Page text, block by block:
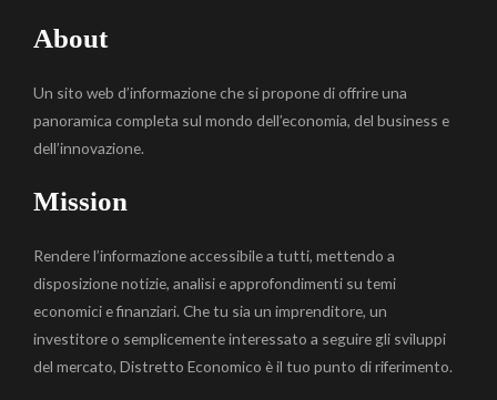
About
Un sito web d’informazione che si propone di offrire una
panoramica completa sul mondo dell’economia, del business e
dell’innovazione.
Mission
Rendere l’informazione accessibile a tutti, mettendo a
disposizione notizie, analisi e approfondimenti su temi
economici e finanziari. Che tu sia un imprenditore, un
investitore o semplicemente interessato a seguire gli sviluppi
del mercato, Distretto Economico è il tuo punto di riferimento.